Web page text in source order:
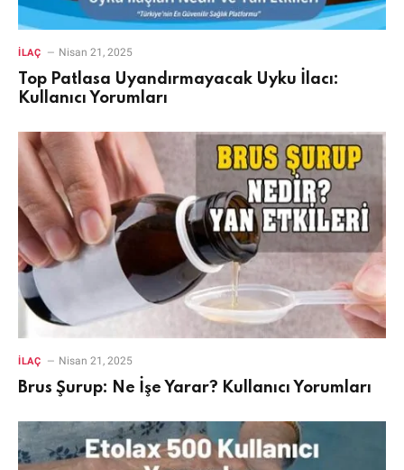
İLAÇ Nisan 21, 2025
Top Patlasa Uyandırmayacak Uyku İlacı:
Kullanıcı Yorumları
İLAÇ Nisan 21, 2025
Brus Şurup: Ne İşe Yarar? Kullanıcı Yorumları